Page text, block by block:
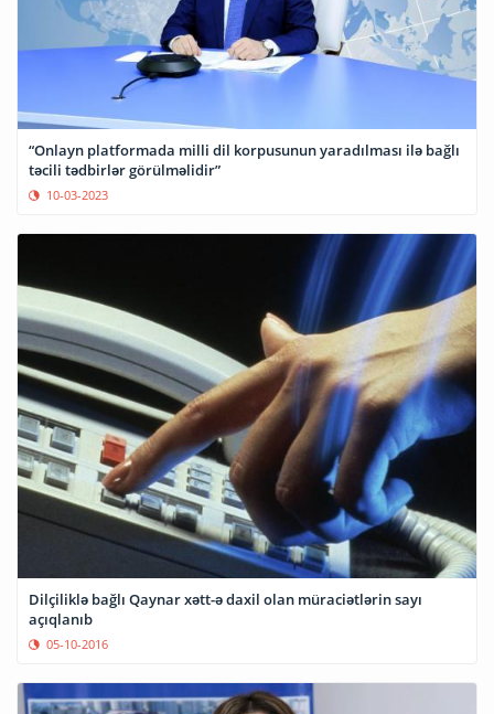
“Onlayn platformada milli dil korpusunun yaradılması ilə bağlı
təcili tədbirlər görülməlidir”
10-03-2023
Dilçiliklə bağlı Qaynar xətt-ə daxil olan müraciətlərin sayı
açıqlanıb
05-10-2016